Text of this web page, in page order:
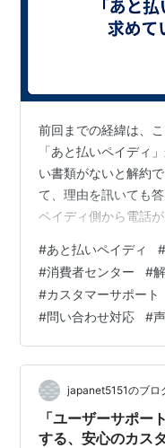
前回までの経緯は、
「あと払いペイディ
い書類がないと解約
て、理由を訊いても
ペイディ側から電話
「そちらから連絡し
終了ということは解
か？」と訊いても「
「解約に応じるのか
客様が声を荒げたの
と。 ペイディにとっ
#あと払いペイディ
#消費者センター #
#カスタマーサポート
#問い合わせ対応 #
japanet5151のブロ
「ユーザーサポー
する、安心のカス